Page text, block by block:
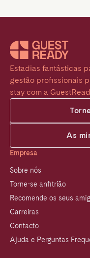
Estadias fantásticas
gestão profissionais
stay com a
As
Empresa
Sobre nós
Torne-se anfitrião
Recomende os seus
Carreiras
Contacto
Ajuda e Perguntas